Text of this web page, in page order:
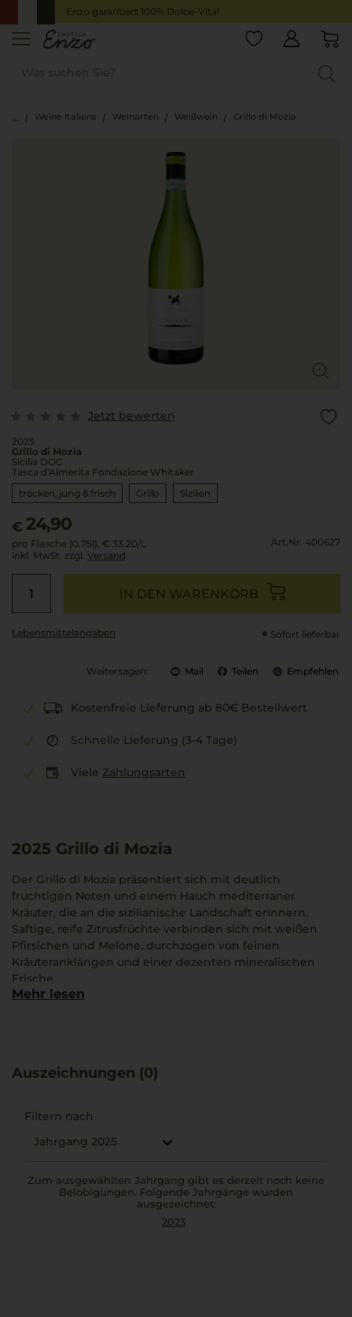
Enzo garantiert 100% Dolce-Vita!
Weine Italiens Weinarten Weißwein Grillo di Mozia
Jetzt bewerten
2025
Grillo di Mozia
Sicilia DOC
Tasca d'Almerita Fondazione Whitaker
trocken, jung & frisch
Grillo Sizilien
€ 24,90
pro Flasche (0.75l), € 33,20/L
inkl. MwSt. zzgl. Versand
Art.Nr. 400627
IN DEN WARENKORB
Lebensmittel­angaben Sofort lieferbar
Weitersagen: Mail Teilen Empfehlen
Kostenfreie Lieferung ab 80€ Bestellwert
Schnelle Lieferung (3-4 Tage)
Viele Zahlungsarten
2025 Grillo di Mozia
Der Grillo di Mozia präsentiert sich mit deutlich
fruchtigen Noten und einem Hauch mediterraner
Kräuter, die an die sizilianische Landschaft erinnern.
Saftige, reife Zitrusfrüchte verbinden sich mit weißen
Pfirsichen und Melone, durchzogen von feinen
Kräuteranklängen und einer dezenten mineralischen
Frische.
Dieser Sicilia DOC besticht durch eine harmonische
Der Wein eignet sich hervorragend als Begleiter zu
und Kapern die mediterranen Aromen des Grillo di Mozia
Mehr lesen
Auszeichnungen (0)
Filtern nach
Jahrgang 2025
Zum ausgewählten Jahrgang gibt es derzeit noch keine
Belobigungen. Folgende Jahrgänge wurden
ausgezeichnet:
2023